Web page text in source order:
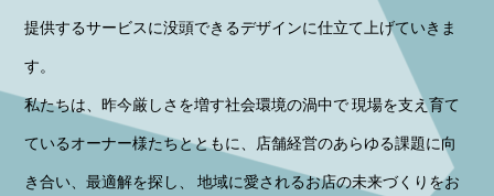
提供するサービスに没頭できるデザインに仕立て上げていきま
す。
私たちは、昨今厳しさを増す社会環境の渦中で 現場を支え育て
ているオーナー様たちとともに、店舗経営のあらゆる課題に向
き合い、最適解を探し、 地域に愛されるお店の未来づくりをお